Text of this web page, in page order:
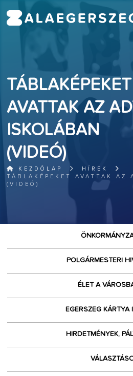
TÁBLAKÉPEKET
AVATTAK AZ
ISKOLÁBAN
(VIDEÓ)
KEZDŐLAP
HÍREK
TÁBLAKÉPEKET AVATTAK AZ
(VIDEÓ)
POLGÁRMESTERI
ÉLET A
EGERSZEG KÁRTYA
HIRDETMÉNYEK,